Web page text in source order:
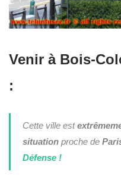
Venir à Bois-
:
Cette ville est
situationproche de
Défense !